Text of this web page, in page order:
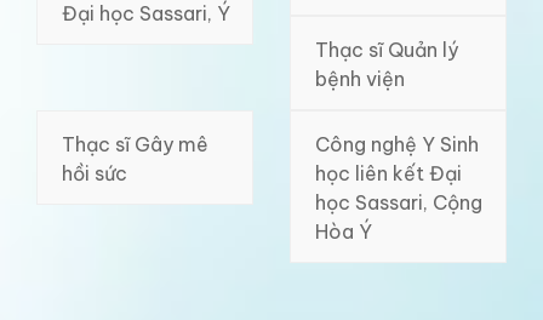
Đại học Sassari, Ý
Thạc sĩ Quản lý
bệnh viện
Thạc sĩ Gây mê
hồi sức
Công nghệ Y Sinh
học liên kết Đại
học Sassari, Cộng
Hòa Ý